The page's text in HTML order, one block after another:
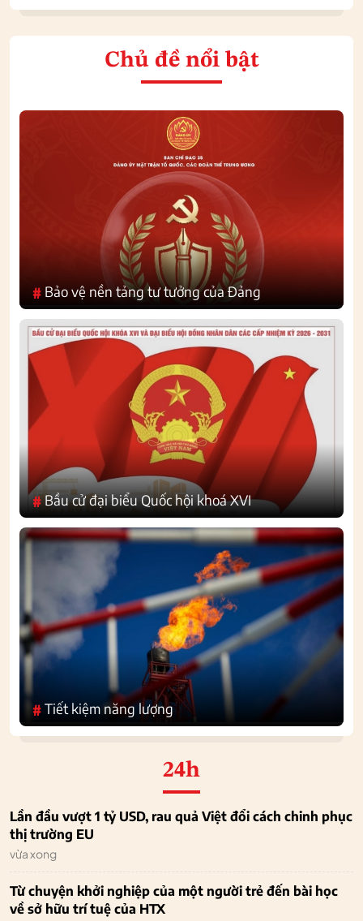
Chủ đề nổi bật
# Bảo vệ nền tảng tư tưởng của Đảng
#Bầu cử đại biểu Quốc hội khoá XVI
#Tiết kiệm năng lượng
24h
Lần đầu vượt 1 tỷ USD, rau quả Việt đổi cách chinh phục
thị trường EU
vừa xong
Từ chuyện khởi nghiệp của một người trẻ đến bài học
về sở hữu trí tuệ của HTX